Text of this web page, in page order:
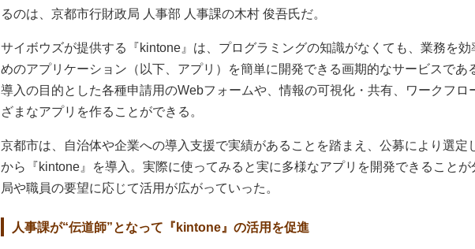
るのは、京都市行財政局 人事部 人事課の木村 俊吾氏だ。
サイボウズが提供する『kintone』は、プログラミングの知識がなくても、業務を効
めのアプリケーション（以下、アプリ）を簡単に開発できる画期的なサービスであ
導入の目的とした各種申請用のWebフォームや、情報の可視化・共有、ワークフロ
ざまなアプリを作ることができる。
京都市は、自治体や企業への導入支援で実績があることを踏まえ、公募により選定
から『kintone』を導入。実際に使ってみると実に多様なアプリを開発できることが
局や職員の要望に応じて活用が広がっていった。
人事課が“伝道師”となって『kintone』の活用を促進